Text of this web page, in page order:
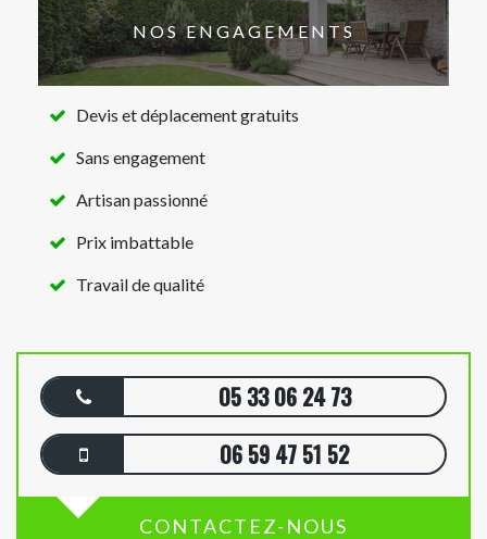
NOS ENGAGEMENTS
Devis et déplacement gratuits
Sans engagement
Artisan passionné
Prix imbattable
Travail de qualité
05 33 06 24 73
06 59 47 51 52
CONTACTEZ-NOUS